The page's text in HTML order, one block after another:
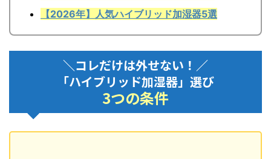
【2026年】人気ハイブリッド加湿器5選
＼コレだけは外せない！／
「ハイブリッド加湿器」選び
3つの条件